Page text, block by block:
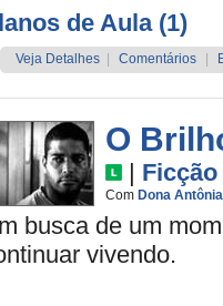
de Aula (1)
Veja Detalhes Comentários
O
| Ficção
Com Dona Antônia
busca de um
vivendo.